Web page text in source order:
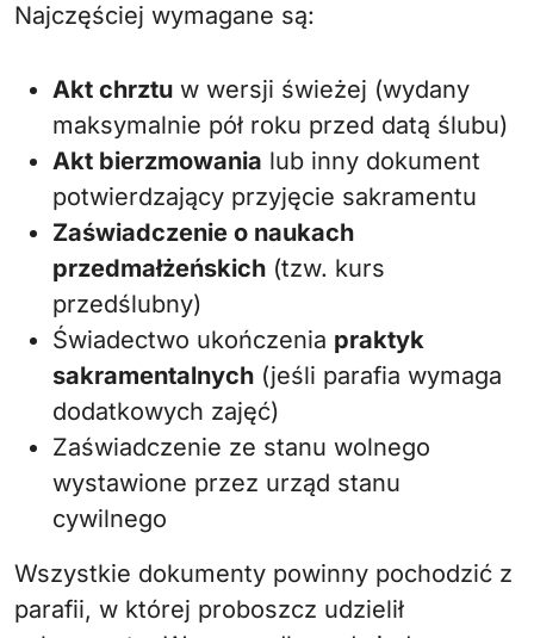
Najczęściej wymagane są:
Akt chrztu w wersji świeżej (wydany
maksymalnie pół roku przed datą ślubu)
Akt bierzmowania lub inny dokument
potwierdzający przyjęcie sakramentu
Zaświadczenie o naukach
przedmałżeńskich (tzw. kurs
przedślubny)
Świadectwo ukończenia praktyk
sakramentalnych (jeśli parafia wymaga
dodatkowych zajęć)
Zaświadczenie ze stanu wolnego
wystawione przez urząd stanu
cywilnego
Wszystkie dokumenty powinny pochodzić z
parafii, w której proboszcz udzielił